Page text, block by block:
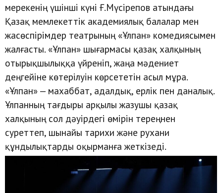
мерекенің үшінші күні Ғ.Мүсірепов атындағы
Қазақ мемлекеттік академиялық балалар мен
жасөспірімдер театрының «Ұлпан» комедиясымен
жалғасты. «Ұлпан» шығармасы қазақ халқының
отырықшылыққа үйреніп, жаңа мәдениет
деңгейіне көтерілуін көрсететін асыл мұра.
«Ұлпан» — махаббат, адалдық, ерлік пен даналық.
Ұлпанның тағдыры арқылы жазушы қазақ
халқының сол дәуірдегі өмірін тереңнен
суреттеп, шынайы тарихи және рухани
құндылықтарды оқырманға жеткізеді.